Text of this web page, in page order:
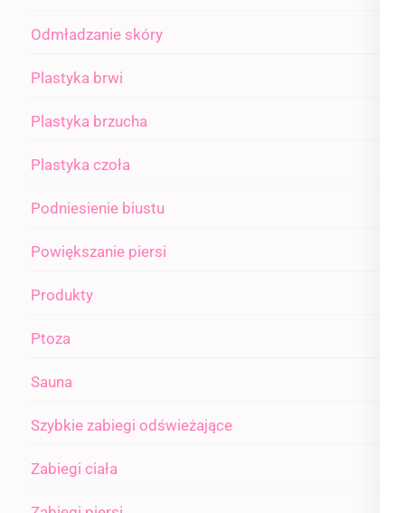
Odmładzanie skóry
Plastyka brwi
Plastyka brzucha
Plastyka czoła
Podniesienie biustu
Powiększanie piersi
Produkty
Ptoza
Sauna
Szybkie zabiegi odświeżające
Zabiegi ciała